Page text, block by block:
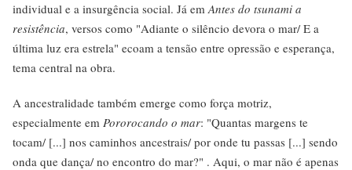
individual e a insurgência social. Já emAntes do tsunami a
resistência, versos como "Adiante o silêncio devora o mar/ E a
última luz era estrela" ecoam a tensão entre opressão e esperança,
tema central na obra.
A ancestralidade também emerge como força motriz,
especialmente em Pororocando o mar: "Quantas margens te
tocam/ [...] nos caminhos ancestrais/ por onde tu passas [...] sendo
onda que dança/ no encontro do mar?" . Aqui, o mar não é apenas